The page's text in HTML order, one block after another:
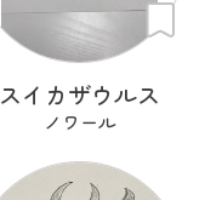
スイカザウルス
ノワール